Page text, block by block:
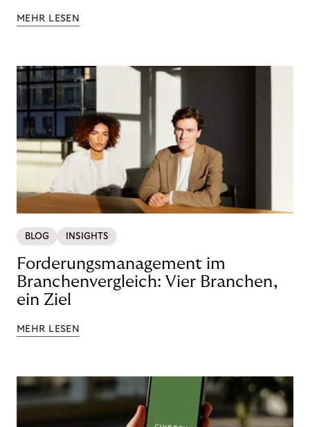
MEHR LESEN
BLOG INSIGHTS
Forderungsmanagement im
Branchenvergleich: Vier Branchen,
ein Ziel
MEHR LESEN